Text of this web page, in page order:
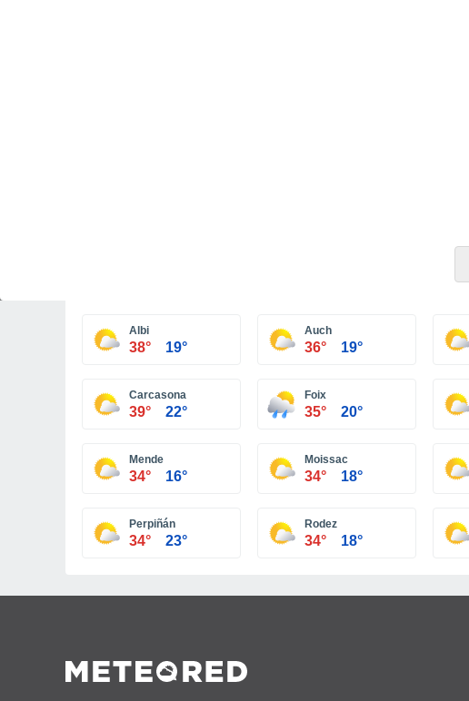
Albi
38° 19°
Auch
36° 19°
Carcasona
39° 22°
Foix
35° 20°
Mende
34° 16°
Moissac
34° 18°
Perpiñán
34° 23°
Rodez
34° 18°